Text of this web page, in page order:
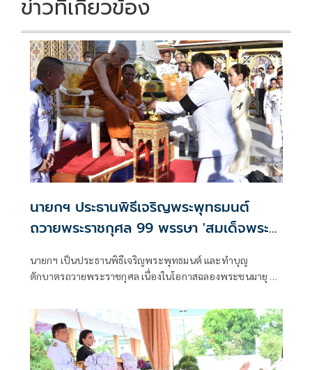
ข่าวที่เกี่ยวข้อง
นายกฯ ประธานพิธีเจริญพระพุทธมนต์
ถวายพระราชกุศล 99 พรรษา 'สมเด็จพระ
สังฆราช'
นายกฯ เป็นประธานพิธีเจริญพระพุทธมนต์ และทำบุญ
ตักบาตรถวายพระราชกุศล เนื่องในโอกาสฉลองพระชนมายุ 99